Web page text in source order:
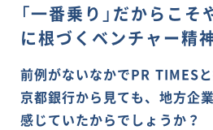
「一番乗り」だからこ
に根づくベンチャー精
前例がないなかでPR TIMESと
京都銀行から見ても、地方企
感じていたからでしょうか？